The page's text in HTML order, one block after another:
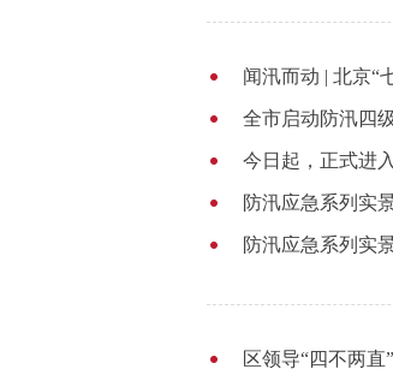
闻汛而动 | 北京“
全市启动防汛四
今日起，正式进
防汛应急系列实
防汛应急系列实
区领导“四不两